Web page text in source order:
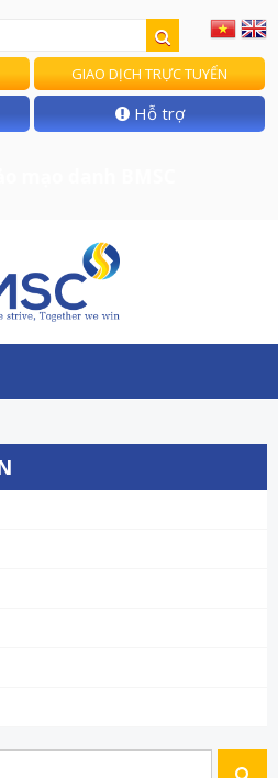
GIAO DỊCH TRỰC TUYẾN
Hỗ trợ